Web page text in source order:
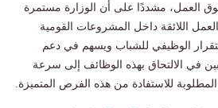
سوق العمل، مشددًا على أن الوزارة مستمرة
اللائقة داخل المشروعات القومية
الوظيفي للشباب ويسهم في دعم
في الالتحاق بهذه الوظائف إلى سرعة
المطلوبة للاستفادة من هذه الفرص المتميزة.